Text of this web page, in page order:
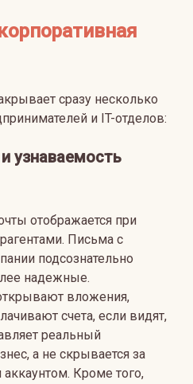
сразу несколько
и IT-отделов:
узнаваемость
отображается при
Письма с
подсознательно
надежные.
вложения,
счета, если видят,
реальный
а не скрывается за
Кроме того,